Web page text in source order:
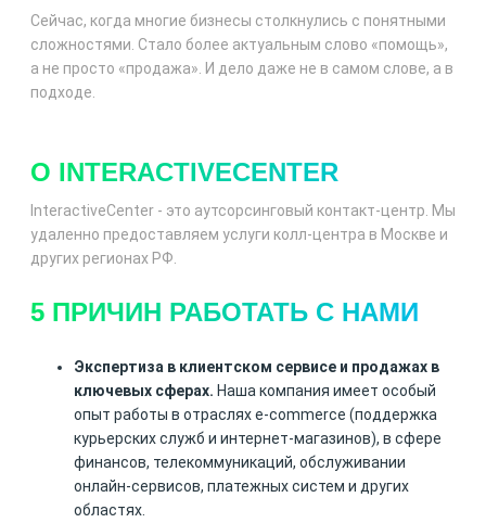
Сейчас, когда многие бизнесы столкнулись с понятными
сложностями. Стало более актуальным слово «помощь»,
а не просто «продажа». И дело даже не в самом слове, а в
подходе.
О INTERACTIVECENTER
InteractiveCenter - это аутсорсинговый контакт-центр. Мы
удаленно предоставляем услуги колл-центра в Москве и
других регионах РФ.
5 ПРИЧИН РАБОТАТЬ С НАМИ
Экспертиза в клиентском сервисе и продажах в
ключевых сферах. Наша компания имеет особый
опыт работы в отраслях e-commerce (поддержка
курьерских служб и интернет-магазинов), в сфере
финансов, телекоммуникаций, обслуживании
онлайн-сервисов, платежных систем и других
областях.